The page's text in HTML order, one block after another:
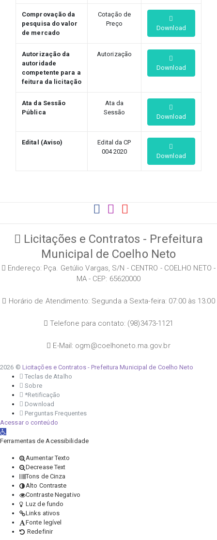
Comprovação da
pesquisa do valor
de mercado
Cotação de
Preço
Download
Autorização da
autoridade
competente para a
feitura da licitação
Autorização
Download
Ata da Sessão
Pública
Ata da
Sessão
Download
Edital (Aviso)
Edital da CP
004 2020
Download
Licitações e Contratos - Prefeitura
Municipal de Coelho Neto
Endereço: Pça. Getúlio Vargas, S/N - CENTRO - COELHO NETO -
MA - CEP: 65620000
Horário de Atendimento: Segunda a Sexta-feira: 07:00 às 13:00
Telefone para contato: (98)3473-1121
E-Mail: ogm@coelhoneto.ma.gov.br
2026 © Licitações e Contratos - Prefeitura Municipal de Coelho Neto
Teclas de Atalho
Sobre
*Retificação
Download
Perguntas Frequentes
Acessar o conteúdo
Abrir a barra de ferramentas
Ferramentas de Acessibilidade
Aumentar Texto
Decrease Text
Tons de Cinza
Alto Contraste
Contraste Negativo
Luz de fundo
Links ativos
Fonte legível
Redefinir